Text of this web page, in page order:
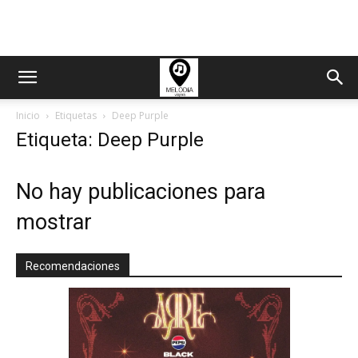
Inicio Etiquetas Deep Purple
Etiqueta: Deep Purple
No hay publicaciones para
mostrar
Recomendaciones